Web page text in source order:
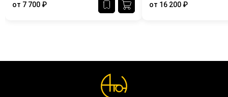
от 7 700 ₽ от 16 200 ₽